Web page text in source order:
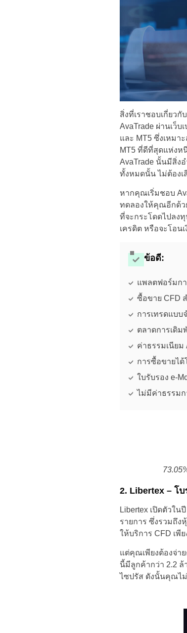
สิ่งที่เราชอบเกี่ยว
AvaTrade ผ่านเว็
และ MT5 ซึ่งเหมา
MT5 ที่ดีที่สุดแห่งห
AvaTrade นั้นมีสิ่ง
ทั้งหมดนั้น ไม่ต้องเ
หากคุณเริ่มชอบ
ทดลองให้คุณอีกด้ว
ที่จะกระโดดไปลง
เครดิต หรือจะโอน
ข้อดี:
แพลตฟอร์มก
ซื้อขาย CFD
การเทรดแบบ
ตลาดการเดิม
ค่าธรรมเนียม
การซื้อขายไ
ใบรับรอง e-
ไม่มีค่าธรรม
2. Libertex – โ
Libertex เปิดตัวใ
รายการ ซึ่งรวมถึง
ให้บริการ CFD เพี
แต่คุณเพียงต้องจ่า
นี้มีลูกค้ากว่า 2.2
ไซปรัส ดังนั้นคุณไ